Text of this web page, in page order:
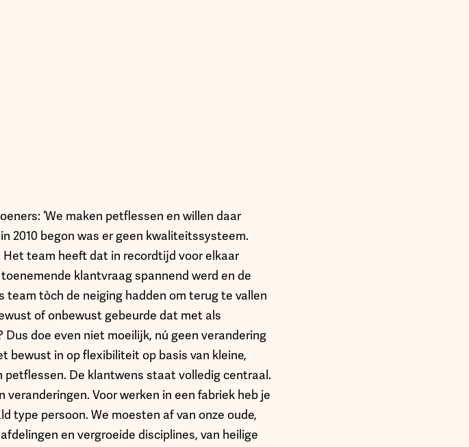
‘We maken petflessen en willen daar
2010 begon was er geen kwaliteitssysteem.
team heeft dat in recordtijd voor elkaar
klantvraag spannend werd en de
tòch de neiging hadden om terug te vallen
of onbewust gebeurde dat met als
doe even niet moeilijk, nú geen verandering
bewust in op flexibiliteit op basis van kleine,
De klantwens staat volledig centraal.
Voor werken in een fabriek heb je
type persoon. We moesten af van onze oude,
en vergroeide disciplines, van heilige